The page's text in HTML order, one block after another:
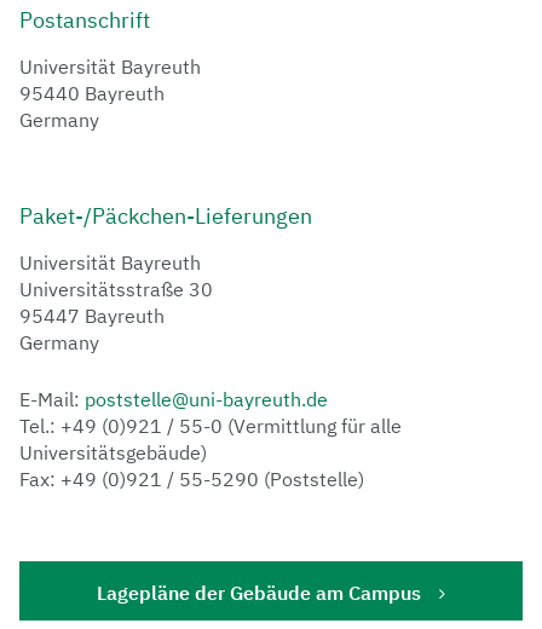
Postanschrift
Universität Bayreuth
95440 Bayreuth
Germany
Paket-/Päckchen-Lieferungen
Universität Bayreuth
Universitätsstraße 30
95447 Bayreuth
Germany
E-Mail: poststelle@uni-bayreuth.de
Tel.: +49 (0)921 / 55-0 (Vermittlung für alle
Universitätsgebäude)
Fax: +49 (0)921 / 55-5290 (Poststelle)
Lagepläne der Gebäude am Campus